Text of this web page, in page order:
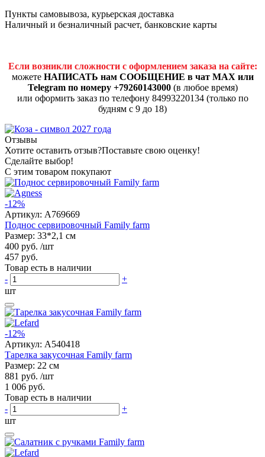
Пункты самовывоза, курьерская доставка
Наличный и безналичный расчет, банковские карты
Если возникли сложности с оформлением заказа на сайте:
можете НАПИСАТЬ нам СООБЩЕНИЕ в чат MAX или
Telegram по номеру +79260143000(в любое время)
или оформить заказ по телефону 84993220134 (только по
будням с 9 до 18)
Отзывы
Хотите оставить отзыв?Поставьте свою оценку!
Сделайте выбор!
С этим товаром покупают
-12%
Артикул: A769669
Поднос сервировочный Family farm
Размер: 33*2,1 см
400 руб. /шт
457 руб.
Товар есть в наличии
-
+
шт
-12%
Артикул: A540418
Тарелка закусочная Family farm
Размер: 22 см
881 руб. /шт
1 006 руб.
Товар есть в наличии
-
+
шт